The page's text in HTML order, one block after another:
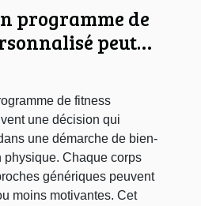
programme de
peut
votre corps
de fitness
une décision qui
une démarche de bien-
physique. Chaque corps
génériques peuvent
moins motivantes. Cet